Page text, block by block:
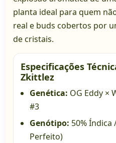
planta ideal para quem
real e buds cobertos por
de cristais.
Especificações
Zkittlez
Genética: OG Eddy ×
#3
Genótipo: 50% Índica
Perfeito)